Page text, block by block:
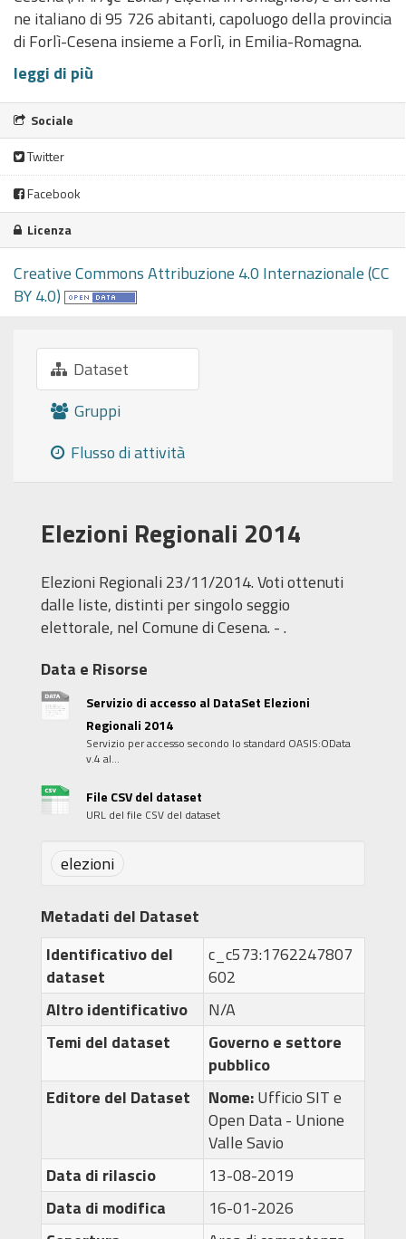
ne italiano di 95 726 abitanti, capoluogo della provincia
di Forlì-Cesena insieme a Forlì, in Emilia-Romagna.
leggi di più
Sociale
Twitter
Facebook
Licenza
Creative Commons Attribuzione 4.0 Internazionale (CC
BY 4.0)
Dataset
Gruppi
Flusso di attività
Elezioni Regionali 2014
Elezioni Regionali 23/11/2014. Voti ottenuti
dalle liste, distinti per singolo seggio
elettorale, nel Comune di Cesena. - .
Data e Risorse
Servizio di accesso al DataSet Elezioni
Regionali 2014
Servizio per accesso secondo lo standard OASIS:OData
v.4 al...
File CSV del dataset
URL del file CSV del dataset
elezioni
Metadati del Dataset
Identificativo del
dataset
c_c573:1762247807
602
Altro identificativo
N/A
Temi del dataset
Governo e settore
pubblico
Editore del Dataset
Nome:Ufficio SIT e
Open Data - Unione
Valle Savio
Data di rilascio
13-08-2019
Data di modifica
16-01-2026